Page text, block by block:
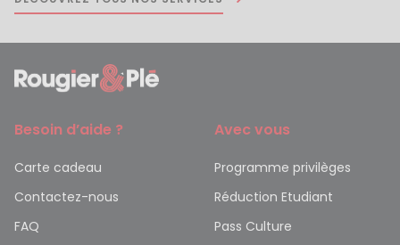
Besoin d’aide ?
Carte cadeau
Contactez-nous
FAQ
Avec vous
Programme privilèges
Réduction Etudiant
Pass Culture